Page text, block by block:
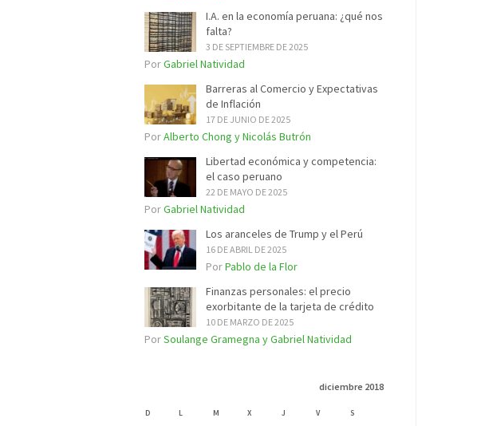
I.A. en la economía peruana: ¿qué nos
falta?
3 DE SEPTIEMBRE DE 2025
PorGabriel Natividad
Barreras al Comercio y Expectativas
de Inflación
17 DE JUNIO DE 2025
PorAlberto Chong y Nicolás Butrón
Libertad económica y competencia:
el caso peruano
22 DE MAYO DE 2025
PorGabriel Natividad
Los aranceles de Trump y el Perú
16 DE ABRIL DE 2025
PorPablo de la Flor
Finanzas personales: el precio
exorbitante de la tarjeta de crédito
10 DE MARZO DE 2025
PorSoulange Gramegna y Gabriel Natividad
diciembre 2018
D L M X J V S